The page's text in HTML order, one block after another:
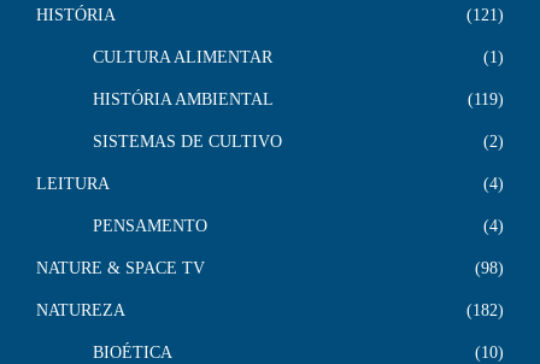
HISTÓRIA 121
CULTURA ALIMENTAR 1
HISTÓRIA AMBIENTAL 119
SISTEMAS DE CULTIVO 2
LEITURA 4
PENSAMENTO 4
NATURE & SPACE TV 98
NATUREZA 182
BIOÉTICA 10